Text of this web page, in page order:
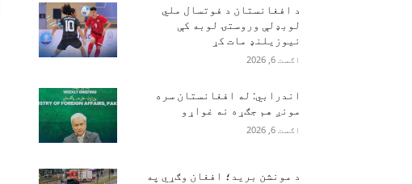
د افغانستان د فوتسال ملي
لوبډلې وروستۍ لوبه کې
نیوزیلنډ مات کړ
اګست 6, 2026
اندرابي: له افغانستان سره
مونږ هم جګړه نه غواړو
اګست 6, 2026
د مونشن برید؛ افغان وګړي په